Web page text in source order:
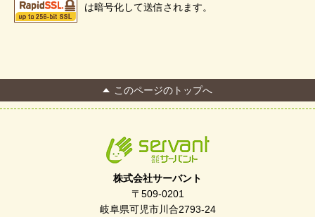
は暗号化して送信されます。
このページのトップへ
株式会社サーバント
〒509-0201
岐阜県可児市川合2793-24